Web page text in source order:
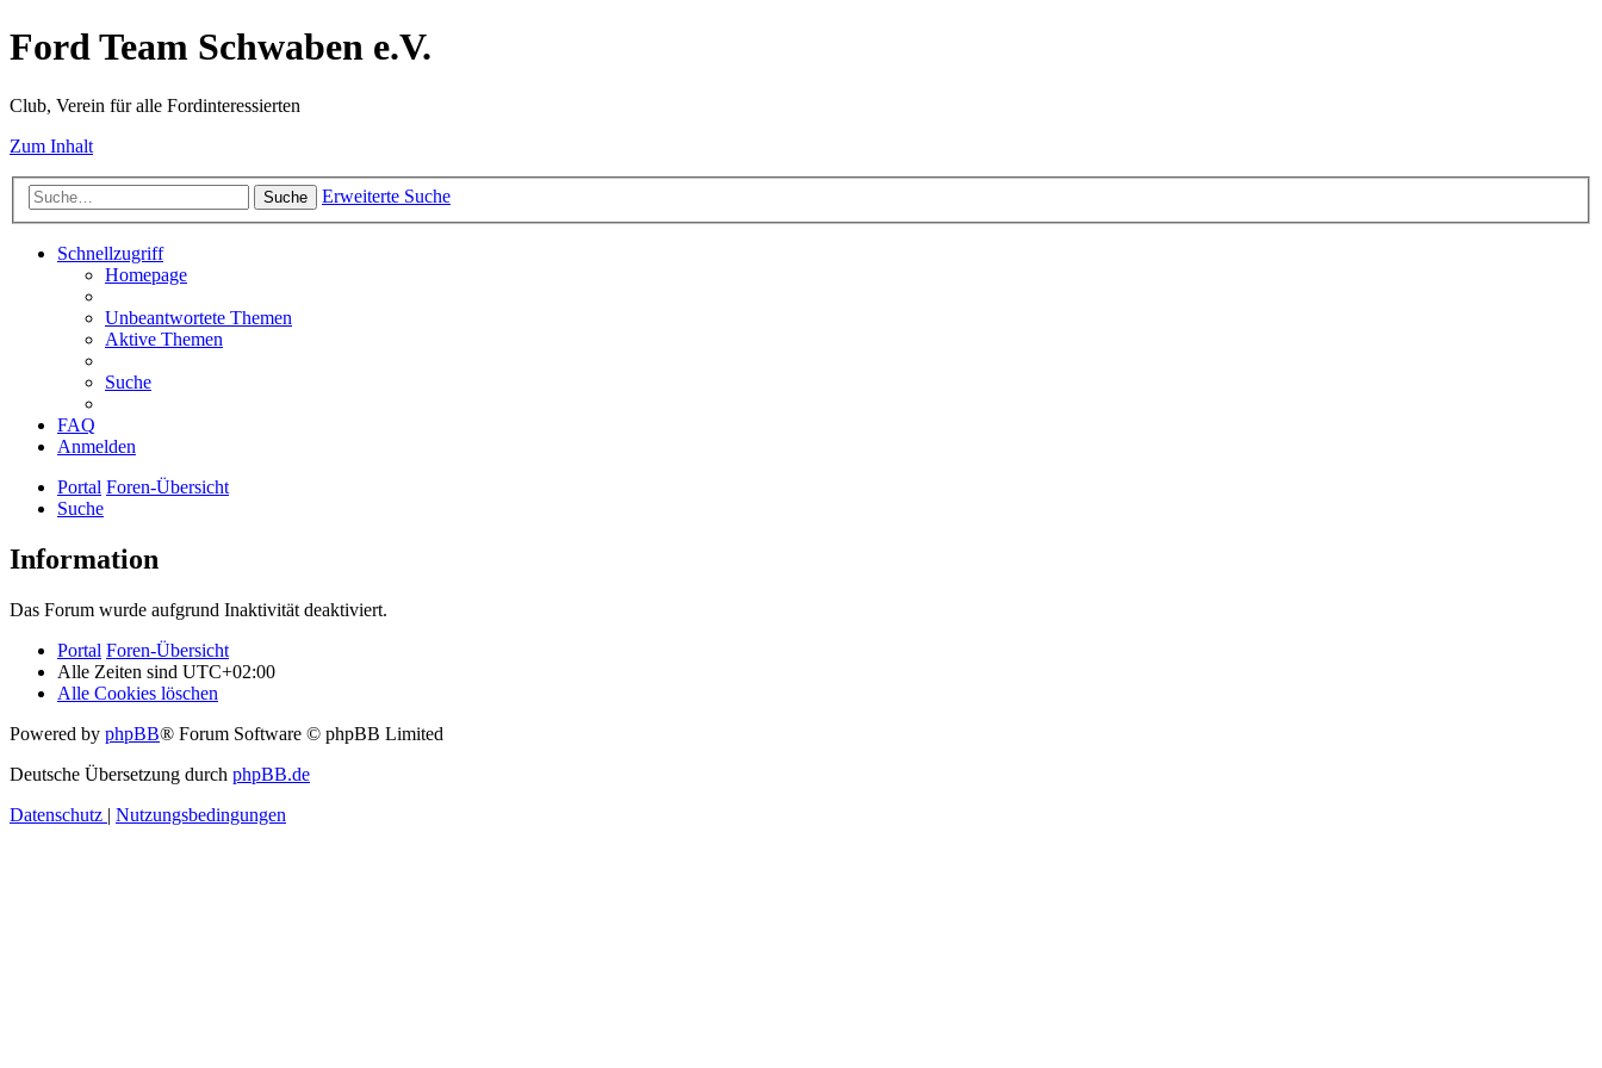
Ford Team Schwaben e.V.
Club, Verein für alle Fordinteressierten
Zum Inhalt
Suche Erweiterte Suche
Schnellzugriff
Homepage
Unbeantwortete Themen
Aktive Themen
Suche
FAQ
Anmelden
Portal Foren-Übersicht
Suche
Information
Das Forum wurde aufgrund Inaktivität deaktiviert.
Portal Foren-Übersicht
Alle Zeiten sind UTC+02:00
Alle Cookies löschen
Powered by phpBB® Forum Software © phpBB Limited
Deutsche Übersetzung durch phpBB.de
Datenschutz | Nutzungsbedingungen